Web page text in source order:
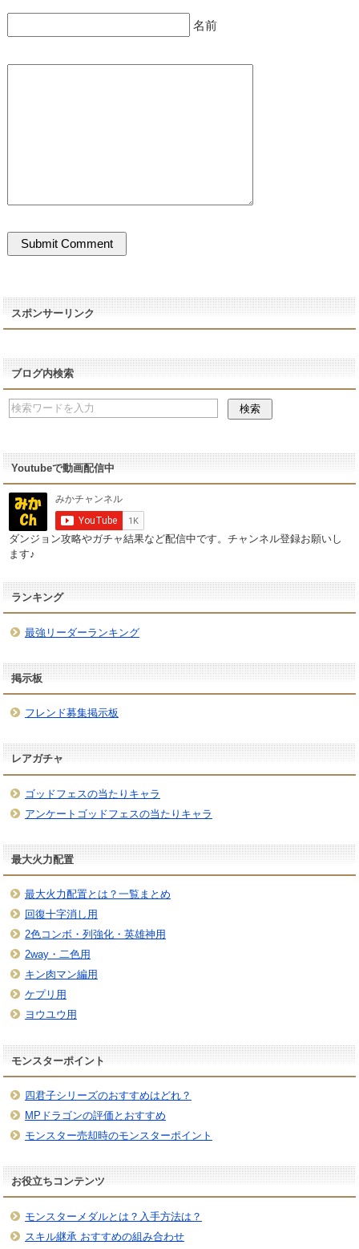
名前
スポンサーリンク
ブログ内検索
Youtubeで動画配信中
ダンジョン攻略やガチャ結果など配信中です。チャンネル登録お願いし
ます♪
ランキング
最強リーダーランキング
掲示板
フレンド募集掲示板
レアガチャ
ゴッドフェスの当たりキャラ
アンケートゴッドフェスの当たりキャラ
最大火力配置
最大火力配置とは？一覧まとめ
回復十字消し用
2色コンボ・列強化・英雄神用
2way・二色用
キン肉マン編用
ケプリ用
ヨウユウ用
モンスターポイント
四君子シリーズのおすすめはどれ？
MPドラゴンの評価とおすすめ
モンスター売却時のモンスターポイント
お役立ちコンテンツ
モンスターメダルとは？入手方法は？
スキル継承 おすすめの組み合わせ